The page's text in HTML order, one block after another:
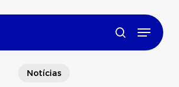
search
Menu
Notícias